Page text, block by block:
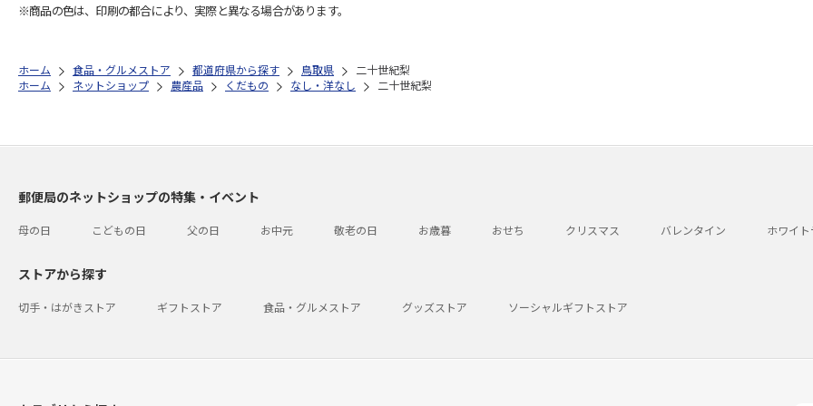
※商品の色は、印刷の都合により、実際と異なる場合があります。
ホーム 食品・グルメストア 都道府県から探す 鳥取県
二十世紀梨
ホーム
ネットショップ 農産品 くだもの なし・洋なし 二十世紀梨
郵便局のネットショップの特集・イベント
母の日 こどもの日 父の日 お中元 敬老の日 お歳暮 おせち クリスマス バレンタイン ホワイ
ストアから探す
切手・はがきストア ギフトストア 食品・グルメストア グッズストア ソーシャルギフトストア